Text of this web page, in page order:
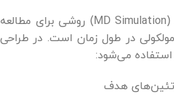
شبیه‌سازی دینامیک مولکولی (MD Simulation) روشی برای مطالعه
در طول زمان است. در طراحی
استفاده می‌شود:
هدف